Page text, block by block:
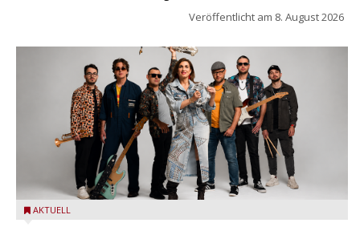
Veröffentlicht am 8. August 2026
Castelnuovo del Garda: Die "Dirotta su Cuba" zu Gast beim
AKTUELL